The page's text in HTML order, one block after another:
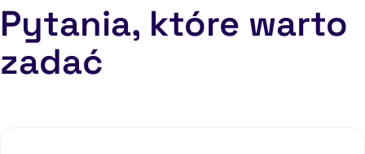
Pytania, które warto
zadać